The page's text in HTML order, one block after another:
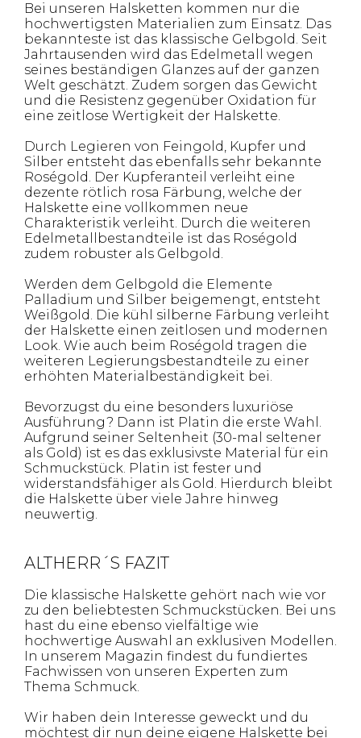
Bei unseren Halsketten kommen nur die
hochwertigsten Materialien zum Einsatz. Das
bekannteste ist das klassische Gelbgold. Seit
Jahrtausenden wird das Edelmetall wegen
seines beständigen Glanzes auf der ganzen
Welt geschätzt. Zudem sorgen das Gewicht
und die Resistenz gegenüber Oxidation für
eine zeitlose Wertigkeit der Halskette.
Durch Legieren von Feingold, Kupfer und
Silber entsteht das ebenfalls sehr bekannte
Roségold. Der Kupferanteil verleiht eine
dezente rötlich rosa Färbung, welche der
Halskette eine vollkommen neue
Charakteristik verleiht. Durch die weiteren
Edelmetallbestandteile ist das Roségold
zudem robuster als Gelbgold.
Werden dem Gelbgold die Elemente
Palladium und Silber beigemengt, entsteht
Weißgold. Die kühl silberne Färbung verleiht
der Halskette einen zeitlosen und modernen
Look. Wie auch beim Roségold tragen die
weiteren Legierungsbestandteile zu einer
erhöhten Materialbeständigkeit bei.
Bevorzugst du eine besonders luxuriöse
Ausführung? Dann ist Platin die erste Wahl.
Aufgrund seiner Seltenheit (30-mal seltener
als Gold) ist es das exklusivste Material für ein
Schmuckstück. Platin ist fester und
widerstandsfähiger als Gold. Hierdurch bleibt
die Halskette über viele Jahre hinweg
neuwertig.
ALTHERR´S FAZIT
Die klassische Halskette gehört nach wie vor
zu den beliebtesten Schmuckstücken. Bei uns
hast du eine ebenso vielfältige wie
hochwertige Auswahl an exklusiven Modellen.
In unserem Magazin findest du fundiertes
Fachwissen von unseren Experten zum
Thema Schmuck.
Wir haben dein Interesse geweckt und du
möchtest dir nun deine eigene Halskette bei